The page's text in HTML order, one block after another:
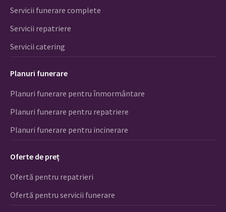
Servicii funerare complete
Servicii repatriere
Servicii catering
Planuri funerare
Planuri funerare pentru înmormântare
Planuri funerare pentru repatriere
Planuri funerare pentru incinerare
Oferte de preț
Ofertă pentru repatrieri
Ofertă pentru servicii funerare